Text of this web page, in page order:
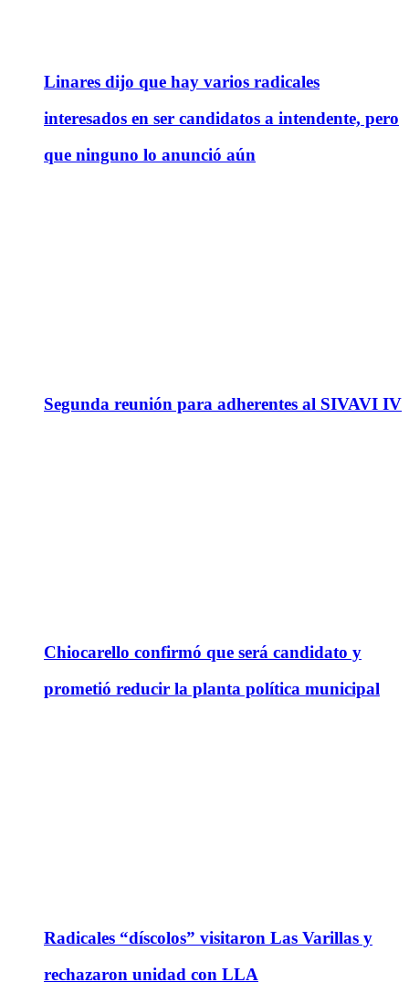
Linares dijo que hay varios radicales
interesados en ser candidatos a intendente, pero
que ninguno lo anunció aún
Segunda reunión para adherentes al SIVAVI IV
Chiocarello confirmó que será candidato y
prometió reducir la planta política municipal
Radicales “díscolos” visitaron Las Varillas y
rechazaron unidad con LLA